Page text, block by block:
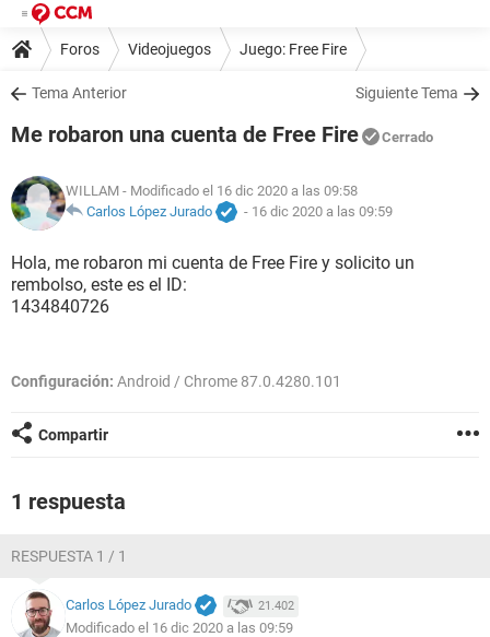
Foros Videojuegos Juego: Free Fire
Tema Anterior Siguiente Tema
Me robaron una cuenta de Free Fire Cerrado
WILLAM - Modificado el 16 dic 2020 a las 09:58
Carlos López Jurado
- 16 dic 2020 a las 09:59
Hola, me robaron mi cuenta de Free Fire y solicito un
rembolso, este es el ID:
1434840726
Configuración: Android / Chrome 87.0.4280.101
Compartir
1 respuesta
RESPUESTA 1 / 1
Carlos López Jurado 21.402
Modificado el 16 dic 2020 a las 09:59